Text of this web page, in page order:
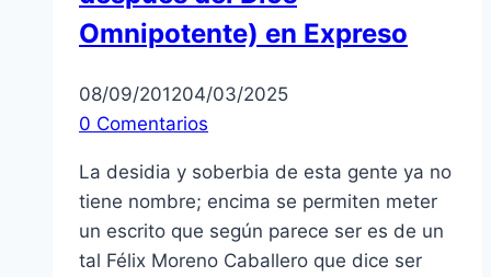
Omnipotente) en Expreso
08/09/201204/03/2025
0 Comentarios
La desidia y soberbia de esta gente ya no
tiene nombre; encima se permiten meter
un escrito que según parece ser es de un
tal Félix Moreno Caballero que dice ser